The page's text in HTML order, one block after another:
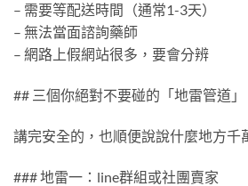
– 需要等配送時間（通常1-3天）
– 無法當面諮詢藥師
– 網路上假網站很多，要會分辨
## 三個你絕對不要碰的「地雷管道」
講完安全的，也順便說說什麼地方千
### 地雷一：line群組或社團賣家